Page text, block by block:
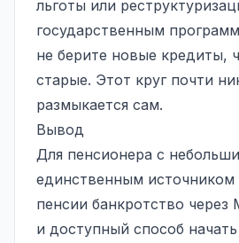
льготы или
государственным
не берите новые кредиты,
старые. Этот круг почти
размыкается сам.
Вывод
Для пенсионера с
единственным
пенсии банкротство
и доступный способ